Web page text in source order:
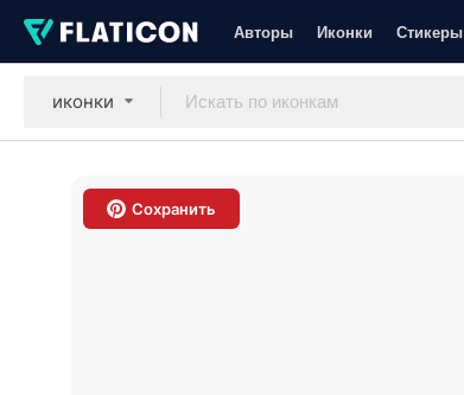
Авторы Иконки Стикеры
иконки
Сохранить